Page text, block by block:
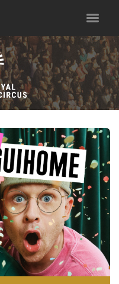
Toggle
navigation